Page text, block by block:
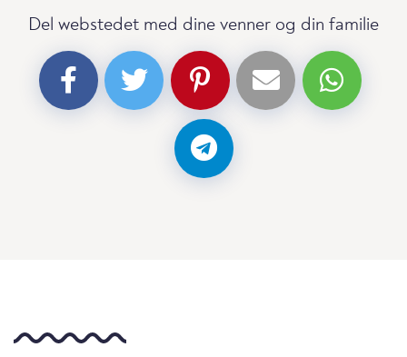
Del webstedet med dine venner og din familie